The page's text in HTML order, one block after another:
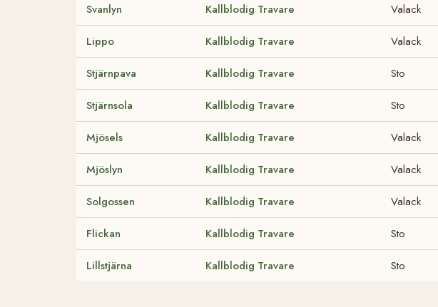
Svanlyn Kallblodig Travare Valack
Lippo Kallblodig Travare Valack
Stjärnpava Kallblodig Travare Sto
Stjärnsola Kallblodig Travare Sto
Mjösels Kallblodig Travare Valack
Mjöslyn Kallblodig Travare Valack
Solgossen Kallblodig Travare Valack
Flickan Kallblodig Travare Sto
Lillstjärna Kallblodig Travare Sto